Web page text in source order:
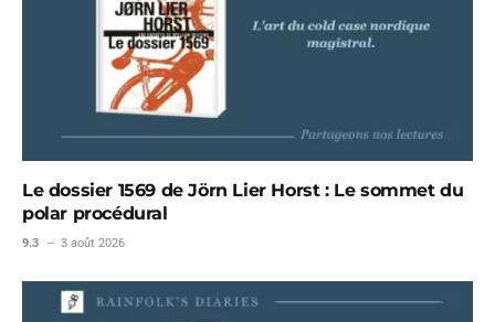
Le dossier 1569 de Jörn Lier Horst : Le sommet du
polar procédural
9.3 3 août 2026